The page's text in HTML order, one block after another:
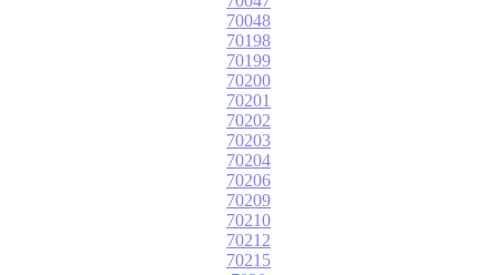
70048
70198
70199
70200
70201
70202
70203
70204
70206
70209
70210
70212
70215